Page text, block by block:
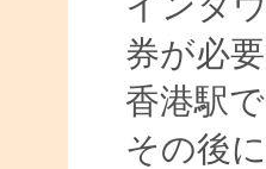
券が必
香港駅
その後